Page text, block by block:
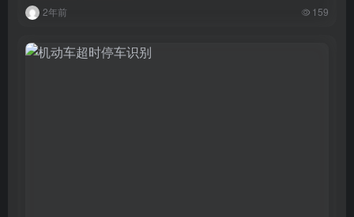
2年前 159